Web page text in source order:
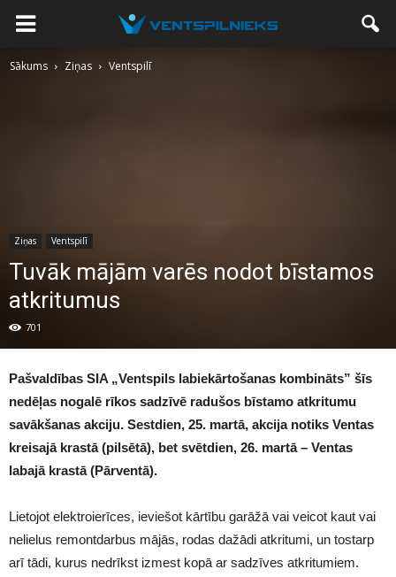
Sākums Ziņas Ventspilī
Ziņas Ventspilī
Tuvāk mājām varēs nodot bīstamos
atkritumus
701
Pašvaldības SIA „Ventspils labiekārtošanas kombināts” šīs
nedēļas nogalē rīkos sadzīvē radušos bīstamo atkritumu
savākšanas akciju. Sestdien, 25. martā, akcija notiks Ventas
kreisajā krastā (pilsētā), bet svētdien, 26. martā – Ventas
labajā krastā (Pārventā).
Lietojot elektroierīces, ieviešot kārtību garāžā vai veicot kaut vai
nelielus remontdarbus mājās, rodas dažādi atkritumi, un tostarp
arī tādi, kurus nedrīkst izmest kopā ar sadzīves atkritumiem.